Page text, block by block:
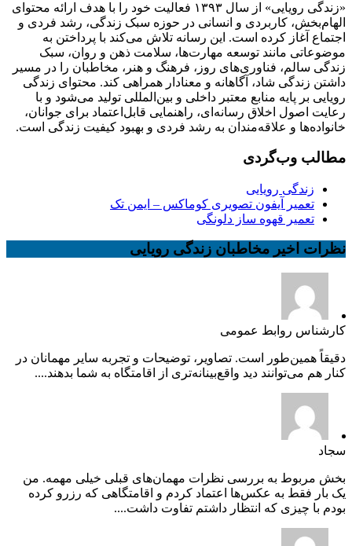
«زندگی رویایی» از سال ۱۳۹۳ فعالیت خود را با هدف ارائه محتوای
الهام‌بخش، کاربردی و انسانی در حوزه سبک زندگی، رشد فردی و
اجتماع آغاز کرده است. این رسانه تلاش می‌کند با پرداختن به
موضوعاتی مانند توسعه مهارت‌ها، سلامت ذهن و روان، سبک
زندگی سالم، فناوری‌های روز، فرهنگ و هنر، مخاطبان را در مسیر
داشتن زندگی شاد، آگاهانه و معنادار همراهی کند. محتوای زندگی
رویایی بر پایه منابع معتبر داخلی و بین‌المللی تولید می‌شود و با
رعایت اصول اخلاق رسانه‌ای، راهنمایی قابل‌اعتماد برای جوانان،
خانواده‌ها و علاقه‌مندان به رشد فردی و بهبود کیفیت زندگی است.
مطالب وب‌گردی
زندگی رویایی
تعمیر آیفون تصویری کوماکس – ایمن تک
تعمیر قهوه ساز دلونگی
نظرات اخیر مخاطبان زندگی رویایی
کارشناس روابط عمومی
دقیقاً همین‌طور است. تصاویر، توضیحات و تجربه سایر مهمانان در
کنار هم می‌توانند دید واقع‌بینانه‌تری از اقامتگاه به شما بدهند....
سجاد
بخش مربوط به بررسی نظرات مهمان‌های قبلی خیلی مهمه. من
یک بار فقط به عکس‌ها اعتماد کردم و اقامتگاهی که رزرو کرده
بودم با چیزی که انتظار داشتم تفاوت داشت....